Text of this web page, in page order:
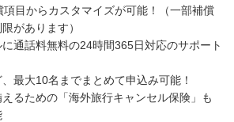
項目からカスタマイズが可能！（一部補償
があります）
に通話料無料の24時間365日対応のサポート
最大10名までまとめて申込み可能！
えるための「海外旅行キャンセル保険」も